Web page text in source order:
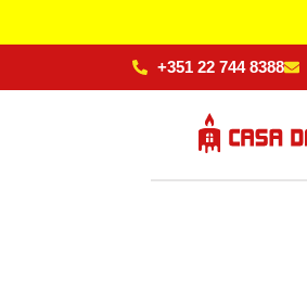
+351 22 744 8388